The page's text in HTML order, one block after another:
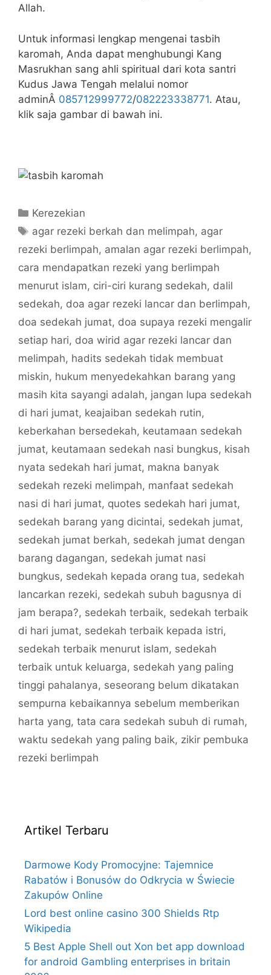
Allah.
Untuk informasi lengkap mengenai tasbih
karomah, Anda dapat menghubungi Kang
Masrukhan sang ahli spiritual dari kota santri
Kudus Jawa Tengah melalui nomor
adminÂ 085712999772/082223338771. Atau,
klik saja gambar di bawah ini.
Categories
Kerezekian
Tags
agar rezeki berkah dan melimpah, agar
rezeki berlimpah, amalan agar rezeki berlimpah,
cara mendapatkan rezeki yang berlimpah
menurut islam, ciri-ciri kurang sedekah, dalil
sedekah, doa agar rezeki lancar dan berlimpah,
doa sedekah jumat, doa supaya rezeki mengalir
setiap hari, doa wirid agar rezeki lancar dan
melimpah, hadits sedekah tidak membuat
miskin, hukum menyedekahkan barang yang
masih kita sayangi adalah, jangan lupa sedekah
di hari jumat, keajaiban sedekah rutin,
keberkahan bersedekah, keutamaan sedekah
jumat, keutamaan sedekah nasi bungkus, kisah
nyata sedekah hari jumat, makna banyak
sedekah rezeki melimpah, manfaat sedekah
nasi di hari jumat, quotes sedekah hari jumat,
sedekah barang yang dicintai, sedekah jumat,
sedekah jumat berkah, sedekah jumat dengan
barang dagangan, sedekah jumat nasi
bungkus, sedekah kepada orang tua, sedekah
lancarkan rezeki, sedekah subuh bagusnya di
jam berapa?, sedekah terbaik, sedekah terbaik
di hari jumat, sedekah terbaik kepada istri,
sedekah terbaik menurut islam, sedekah
terbaik untuk keluarga, sedekah yang paling
tinggi pahalanya, seseorang belum dikatakan
sempurna kebaikannya sebelum memberikan
harta yang, tata cara sedekah subuh di rumah,
waktu sedekah yang paling baik, zikir pembuka
rezeki berlimpah
Artikel Terbaru
Darmowe Kody Promocyjne: Tajemnice
Rabatów i Bonusów do Odkrycia w Świecie
Zakupów Online
Lord best online casino 300 Shields Rtp
Wikipedia
5 Best Apple Shell out Xon bet app download
for android Gambling enterprises in britain